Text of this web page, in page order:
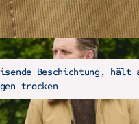
Beschichtung, hält
trocken